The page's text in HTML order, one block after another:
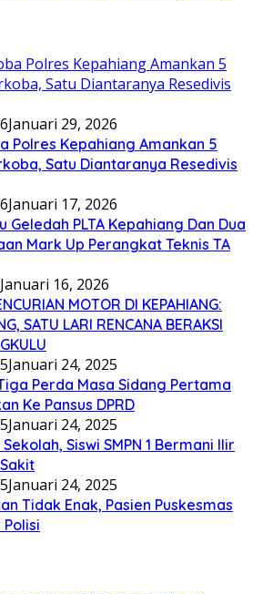
Januari 29, 2026
Polres Kepahiang Amankan 5
Satu Diantaranya Resedivis
Januari 17, 2026
Geledah PLTA Kepahiang Dan Dua
Mark Up Perangkat Teknis TA
Januari 16, 2026
MOTOR DI KEPAHIANG:
SATU LARI RENCANA BERAKSI
Januari 24, 2025
Perda Masa Sidang Pertama
Ke Pansus DPRD
Januari 24, 2025
Siswi SMPN 1 Bermani Ilir
Januari 24, 2025
Tidak Enak, Pasien Puskesmas